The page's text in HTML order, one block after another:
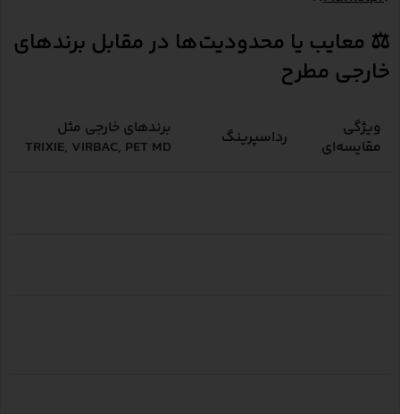
⚖️ معایب یا محدودیت‌ها در مقابل برندهای
خارجی مطرح
ویژگی
مقایسه‌ای
رداسپرینگ
برندهای خارجی مثل
TRIXIE, VIRBAC, PET MD